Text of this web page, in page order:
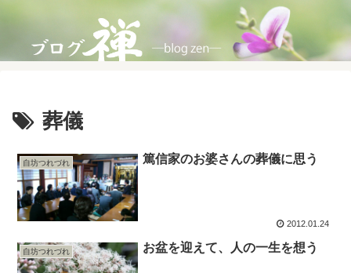
葬儀
自坊つれづれ 篤信家のお婆さんの葬儀に思う
2012.01.24
自坊つれづれ お盆を迎えて、人の一生を想う